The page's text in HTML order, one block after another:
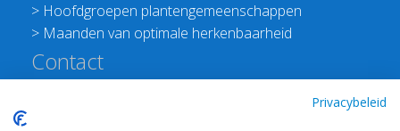
> Hoofdgroepen plantengemeenschappen
> Maanden van optimale herkenbaarheid
Contact
Privacybeleid